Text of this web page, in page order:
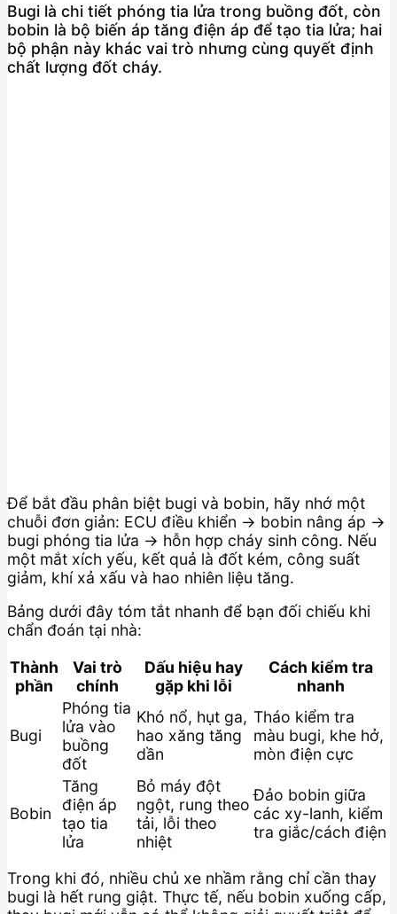
Bugi là chi tiết phóng tia lửa trong buồng đốt, còn
bobin là bộ biến áp tăng điện áp để tạo tia lửa; hai
bộ phận này khác vai trò nhưng cùng quyết định
chất lượng đốt cháy.
Để bắt đầu phân biệt bugi và bobin, hãy nhớ một
chuỗi đơn giản: ECU điều khiển → bobin nâng áp →
bugi phóng tia lửa → hỗn hợp cháy sinh công. Nếu
một mắt xích yếu, kết quả là đốt kém, công suất
giảm, khí xả xấu và hao nhiên liệu tăng.
Bảng dưới đây tóm tắt nhanh để bạn đối chiếu khi
chẩn đoán tại nhà:
Thành
phần
Vai trò
chính
Dấu hiệu hay
gặp khi lỗi
Cách kiểm tra
nhanh
Bugi
Phóng tia
lửa vào
buồng
đốt
Khó nổ, hụt ga,
hao xăng tăng
dần
Tháo kiểm tra
màu bugi, khe hở,
mòn điện cực
Bobin
Tăng
điện áp
tạo tia
lửa
Bỏ máy đột
ngột, rung theo
tải, lỗi theo
nhiệt
Đảo bobin giữa
các xy-lanh, kiểm
tra giắc/cách điện
Trong khi đó, nhiều chủ xe nhầm rằng chỉ cần thay
bugi là hết rung giật. Thực tế, nếu bobin xuống cấp,